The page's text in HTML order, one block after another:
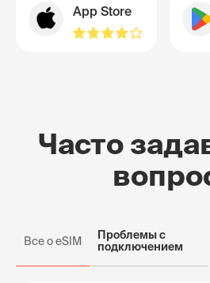
App Store
Часто
Все о eSIM
Проблемы с
подключением